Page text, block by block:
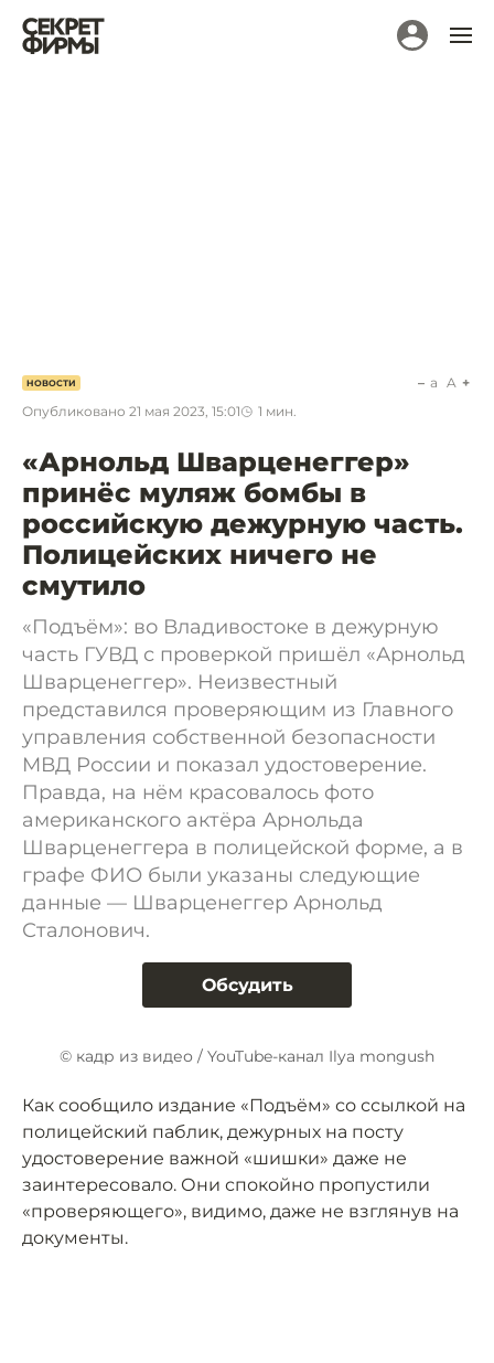
НОВОСТИ
Опубликовано 21 мая 2023, 15:01 1 мин.
a A
«Арнольд Шварценеггер»
принёс муляж бомбы в
российскую дежурную часть.
Полицейских ничего не
смутило
«Подъём»: во Владивостоке в дежурную
часть ГУВД с проверкой пришёл «Арнольд
Шварценеггер». Неизвестный
представился проверяющим из Главного
управления собственной безопасности
МВД России и показал удостоверение.
Правда, на нём красовалось фото
американского актёра Арнольда
Шварценеггера в полицейской форме, а в
графе ФИО были указаны следующие
данные — Шварценеггер Арнольд
Сталонович.
Обсудить
© кадр из видео / YouTube-канал Ilya mongush
Как сообщило издание «Подъём» со ссылкой на
полицейский паблик, дежурных на посту
удостоверение важной «шишки» даже не
заинтересовало. Они спокойно пропустили
«проверяющего», видимо, даже не взглянув на
документы.